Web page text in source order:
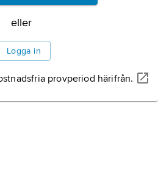
eller
Logga in
provperiod härifrån.